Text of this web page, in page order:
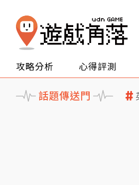
攻略分析 心得評測
話題傳送門